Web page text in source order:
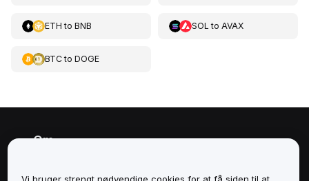
ETH to BNB SOL to AVAX
BTCto DOGE
Om
Tjenester